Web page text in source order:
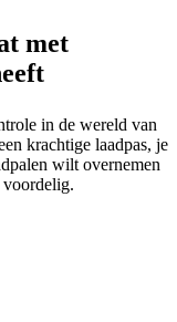
met
in de wereld van
krachtige laadpas, je
wilt overnemen